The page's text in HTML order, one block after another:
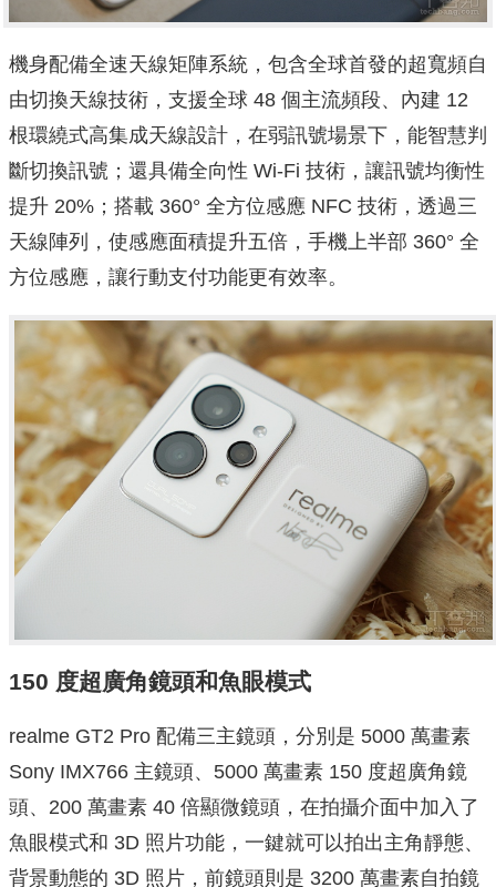
機身配備全速天線矩陣系統，包含全球首發的超寬頻自
由切換天線技術，支援全球 48 個主流頻段、內建 12
根環繞式高集成天線設計，在弱訊號場景下，能智慧判
斷切換訊號；還具備全向性 Wi-Fi 技術，讓訊號均衡性
提升 20%；搭載 360° 全方位感應 NFC 技術，透過三
天線陣列，使感應面積提升五倍，手機上半部 360° 全
方位感應，讓行動支付功能更有效率。
150 度超廣角鏡頭和魚眼模式
realme GT2 Pro 配備三主鏡頭，分別是 5000 萬畫素
Sony IMX766 主鏡頭、5000 萬畫素 150 度超廣角鏡
頭、200 萬畫素 40 倍顯微鏡頭，在拍攝介面中加入了
魚眼模式和 3D 照片功能，一鍵就可以拍出主角靜態、
背景動態的 3D 照片，前鏡頭則是 3200 萬畫素自拍鏡